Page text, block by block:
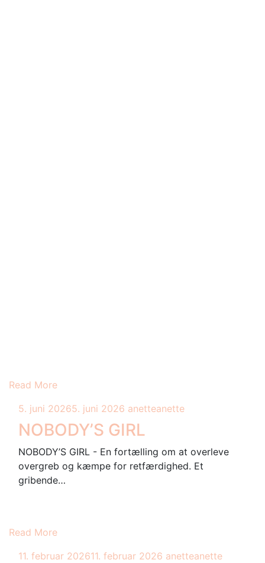
Read More
5. juni 20265. juni 2026 anetteanette
NOBODY’S GIRL
NOBODY’S GIRL - En fortælling om at overleve
overgreb og kæmpe for retfærdighed. Et
gribende…
Read More
11. februar 202611. februar 2026 anetteanette